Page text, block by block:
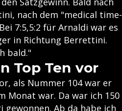
nach dem "medical time-
7:5,5:2 für Arnaldi war es
in Richtung Berrettini.
bald."
Top Ten vor
als Nummer 104 war er
Monat war. Da war ich 150
gewonnen. Ab da habe ich